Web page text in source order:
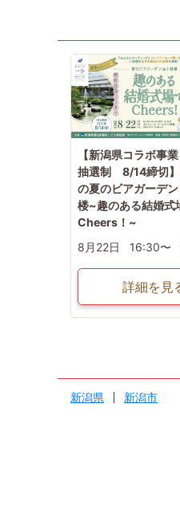
【新潟県コラボ事
抽選制 8/14締切
の夏のビアガーデ
楼~趣のある結婚式
Cheers！~
8月22日
16:30〜
詳細を見
新潟県 新潟市